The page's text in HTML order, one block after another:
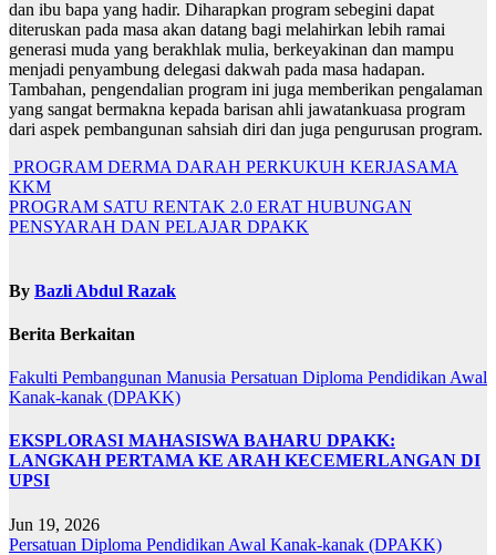
dan ibu bapa yang hadir. Diharapkan program sebegini dapat
diteruskan pada masa akan datang bagi melahirkan lebih ramai
generasi muda yang berakhlak mulia, berkeyakinan dan mampu
menjadi penyambung delegasi dakwah pada masa hadapan.
Tambahan, pengendalian program ini juga memberikan pengalaman
yang sangat bermakna kepada barisan ahli jawatankuasa program
dari aspek pembangunan sahsiah diri dan juga pengurusan program.
Navigasi
kiriman
PROGRAM DERMA DARAH PERKUKUH KERJASAMA
KKM
PROGRAM SATU RENTAK 2.0 ERAT HUBUNGAN
PENSYARAH DAN PELAJAR DPAKK
By Bazli Abdul Razak
Berita Berkaitan
Fakulti Pembangunan Manusia Persatuan Diploma Pendidikan Awal
Kanak-kanak (DPAKK)
EKSPLORASI MAHASISWA BAHARU DPAKK:
LANGKAH PERTAMA KE ARAH KECEMERLANGAN DI
UPSI
Jun 19, 2026
Persatuan Diploma Pendidikan Awal Kanak-kanak (DPAKK)